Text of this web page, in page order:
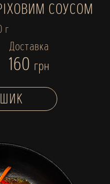
СОУСОМ
г
Доставка
160 грн